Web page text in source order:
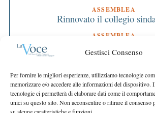
Gestisci Consenso
Per fornire le migliori esperienze, utilizziamo tecnologie
memorizzare e/o accedere alle informazioni del dispositivo.
tecnologie ci permetterà di elaborare dati come il
unici su questo sito. Non acconsentire o ritirare il consenso
ASSEMBLEA
Rinnovato il collegio
ASSEMBLEA
Bilancio approvato all’unanimità
destinati al territorio
EDITORIALE DIRETTORE
Crescere restando
EDITORIALE
Costruire futuro